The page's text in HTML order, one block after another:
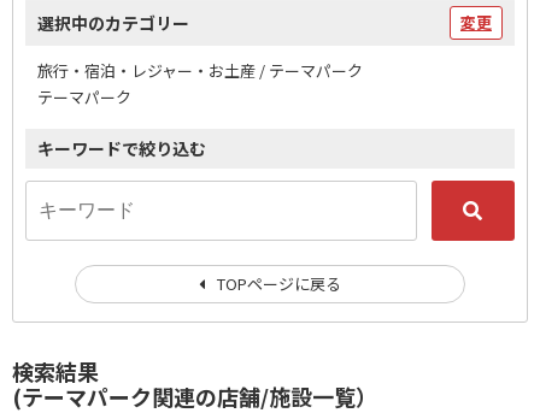
検索結果
(テーマパーク関連の店舗/施設一覧）
選択中のカテゴリー 変更
旅行・宿泊・レジャー・お土産 / テーマパーク
テーマパーク
キーワードで絞り込む
TOPページに戻る